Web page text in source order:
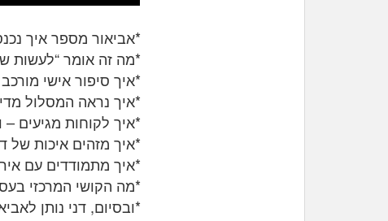
*אביאור מספר איך נכנס לעולם הדי-
*מה זה אומר “לעשות
*איך סיפור אישי
*איך נראה המסלול
*איך לקוחות מגיעים
*איך מזהים איכות של
*איך מתמודדים עם
*מה הקושי המרכזי
*ובסיום, דני נותן